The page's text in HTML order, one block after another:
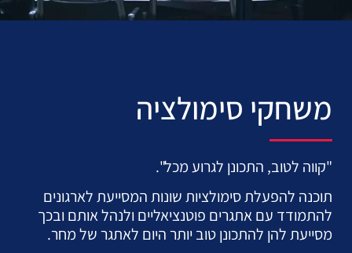
משחקי סימולציה
"קווה לטוב, התכונן לגרוע מכל".
תוכנה להפעלת סימולציות שונות המסייעת לארגונים
להתמודד עם אתגרים פוטנציאליים ולנהל אותם ובכך
מסייעת להן להתכונן טוב יותר היום לאתגר של מחר.